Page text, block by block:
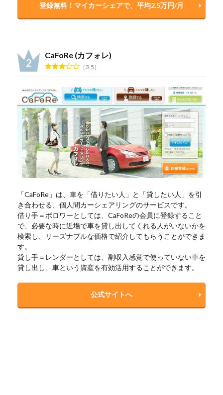
登録無料！マイカーシェアで、平均2.5万円/月
CaFoRe (カフォレ)
3.5
「CaFoRe」は、車を「借りたい人」と「貸したい人」を引
き合わせる、個人間カーシェアリングのサービスです。
借り手＝ボロワーとしては、CaFoReの会員に登録すること
で、必要な時に近場で車を貸し出してくれる人がいないかを
検索し、リーズナブルな価格で紹介してもらうことができま
す。
貸し手＝レンダーとしては、副収入感覚で使っていない車を
貸し出し、車という資産を有効活用することができます。
公式サイトへ